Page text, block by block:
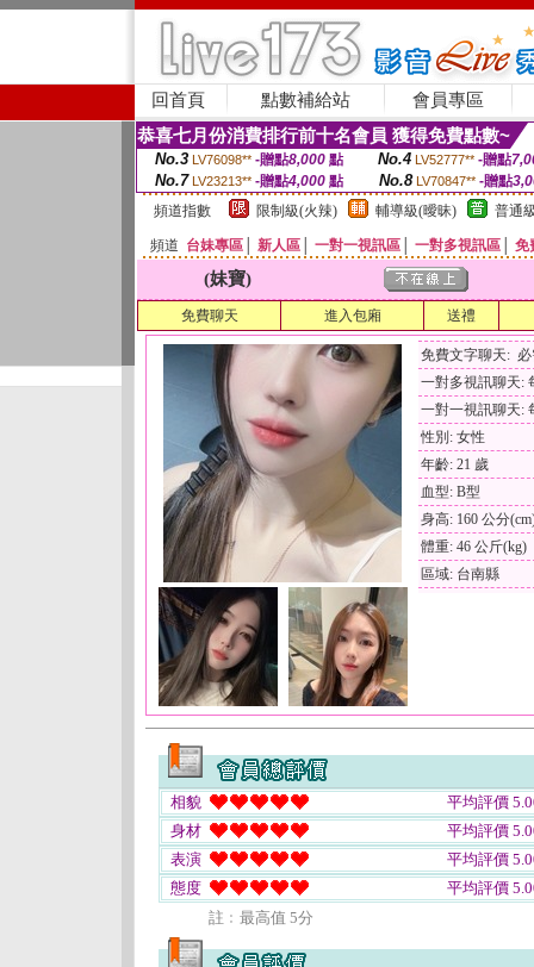
回首頁 點數補給站 會員專區
恭喜七月份消費排行前十名會員 獲得免費點數~
No.3 LV76098** -贈點8,000點 No.4 LV52777** -贈點
No.7 LV23213** -贈點4,000 點 No.8 LV70847** -贈點
頻道指數
限制級(火辣) 輔導級(曖昧) 普通
頻道 台妹專區 新人區 一對一視訊區 一對多視訊區 免
(妹寶)
免費聊天 進入包廂 送禮
免費文字聊天:
一對多視訊聊天:
一對一視訊聊天:
性別: 女性
年齡: 21 歲
血型: B型
身高: 160 公分
體重: 46 公斤(kg)
區域: 台南縣
相貌
平均評價
身材
平均評價
表演
平均評價
態度
平均評價
註﹕最高值 5分